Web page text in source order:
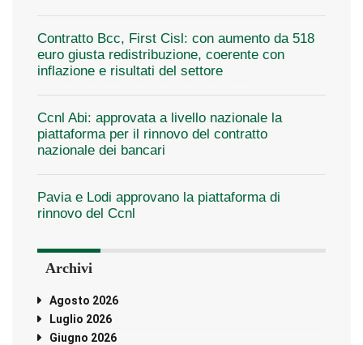
Contratto Bcc, First Cisl: con aumento da 518
euro giusta redistribuzione, coerente con
inflazione e risultati del settore
Ccnl Abi: approvata a livello nazionale la
piattaforma per il rinnovo del contratto
nazionale dei bancari
Pavia e Lodi approvano la piattaforma di
rinnovo del Ccnl
Archivi
Agosto 2026
Luglio 2026
Giugno 2026